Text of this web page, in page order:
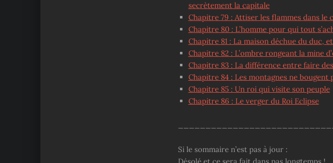
secrètement la capitale
Chapitre 79 : Attiser les flammes dans le
Chapitre 80 : L’homme pour qui tout
Chapitre 81 : La maison déchue du duc,
Chapitre 82 : L’ombre rongeant la mine
Chapitre 83 : La différence entre faire
Chapitre 84 : Les montagnes ne bougent
Chapitre 85 : Un roi qui visite son peuple
Chapitre 86 : Le verger du Roi Eclipse
Si le sommaire n’est pas à jour :
Désolé et ce sera fait dans pas longtemps !